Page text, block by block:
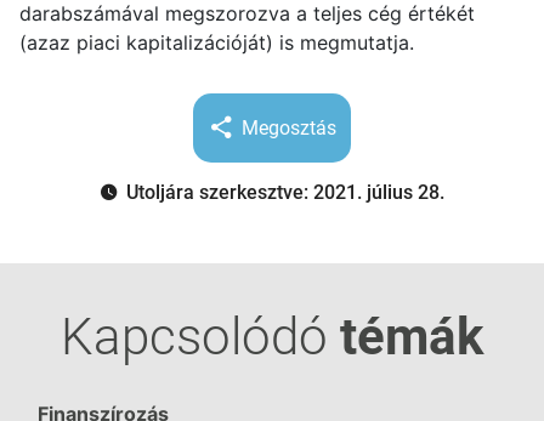
darabszámával megszorozva a teljes cég értékét
(azaz piaci kapitalizációját) is megmutatja.
Megosztás
Utoljára szerkesztve: 2021. július 28.
Kapcsolódó témák
Finanszírozás